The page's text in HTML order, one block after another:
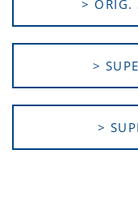
> ORIG.
>
>